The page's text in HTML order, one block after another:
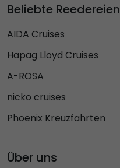
Beliebte Reedereien
AIDA Cruises
Hapag Lloyd Cruises
A-ROSA
nicko cruises
Phoenix Kreuzfahrten
Über uns